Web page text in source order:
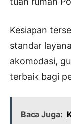
Kesiapan
standar
akomodasi,
terbaik bagi
Baca Juga: